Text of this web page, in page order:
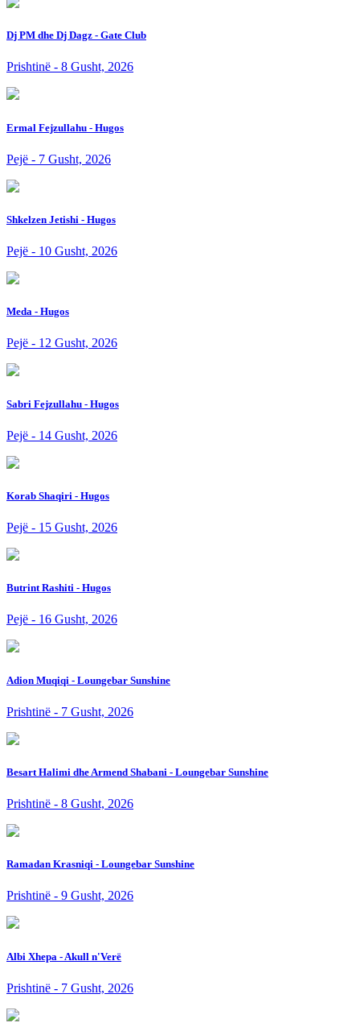
Dj PM dhe Dj Dagz - Gate Club
Prishtinë - 8 Gusht, 2026
Ermal Fejzullahu - Hugos
Pejë - 7 Gusht, 2026
Shkelzen Jetishi - Hugos
Pejë - 10 Gusht, 2026
Meda - Hugos
Pejë - 12 Gusht, 2026
Sabri Fejzullahu - Hugos
Pejë - 14 Gusht, 2026
Korab Shaqiri - Hugos
Pejë - 15 Gusht, 2026
Butrint Rashiti - Hugos
Pejë - 16 Gusht, 2026
Adion Muqiqi - Loungebar Sunshine
Prishtinë - 7 Gusht, 2026
Besart Halimi dhe Armend Shabani - Loungebar Sunshine
Prishtinë - 8 Gusht, 2026
Ramadan Krasniqi - Loungebar Sunshine
Prishtinë - 9 Gusht, 2026
Albi Xhepa - Akull n'Verë
Prishtinë - 7 Gusht, 2026